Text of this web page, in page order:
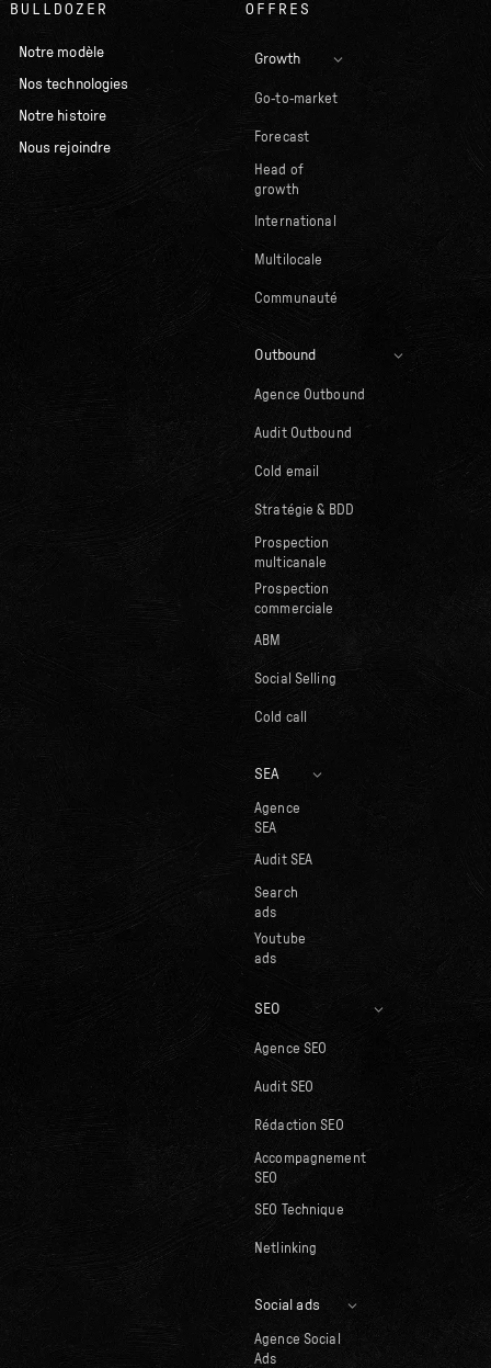
BULLDOZER
Notre modèle
Nos technologies
Notre histoire
Nous rejoindre
OFFRES
Growth
Go-to-market
Forecast
Head of
growth
International
Multilocale
Communauté
Outbound
Agence Outbound
Audit Outbound
Cold email
Stratégie & BDD
Prospection
multicanale
Prospection
commerciale
ABM
Social Selling
Cold call
SEA
Agence
SEA
Audit SEA
Search
ads
Youtube
ads
SEO
Agence SEO
Audit SEO
Rédaction SEO
Accompagnement
SEO
SEO Technique
Netlinking
Social ads
Agence Social
Ads